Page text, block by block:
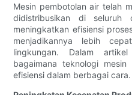
Mesin pembotolan air telah
didistribusikan di seluruh
meningkatkan efisiensi
menjadikannya lebih
lingkungan. Dalam
bagaimana teknologi
efisiensi dalam berbagai cara.